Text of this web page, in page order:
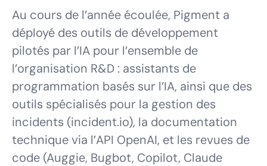
Au cours de l’année écoulée, Pigment a
déployé des outils de développement
pilotés par l’IA pour l’ensemble de
l’organisation R&D : assistants de
programmation basés sur l’IA, ainsi que des
outils spécialisés pour la gestion des
incidents (incident.io), la documentation
technique via l’API OpenAI, et les revues de
code (Auggie, Bugbot, Copilot, Claude